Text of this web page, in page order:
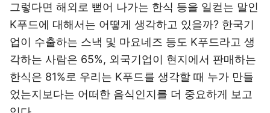
그렇다면 해외로 뻗어 나가는 한식 등을 일컫는 말인
K푸드에 대해서는 어떻게 생각하고 있을까? 한국기
업이 수출하는 스낵 및 마요네즈 등도 K푸드라고 생
각하는 사람은 65%, 외국기업이 현지에서 판매하는
한식은 81%로 우리는 K푸드를 생각할 때 누가 만들
었는지보다는 어떠한 음식인지를 더 중요하게 보고